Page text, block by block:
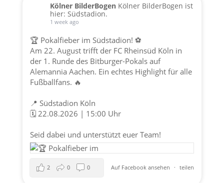
Kölner BilderBogen Kölner BilderBogen ist
hier: Südstadion.
1 week ago
🏆 Pokalfieber im Südstadion! ⚽️
Am 22. August trifft der FC Rheinsüd Köln in
der 1. Runde des Bitburger-Pokals auf
Alemannia Aachen. Ein echtes Highlight für alle
Fußballfans. 🔥
📍 Südstadion Köln
🗓️ 22.08.2026 | 15:00 Uhr
Seid dabei und unterstützt euer Team!
Auf Facebook ansehen · teilen
2 0 0